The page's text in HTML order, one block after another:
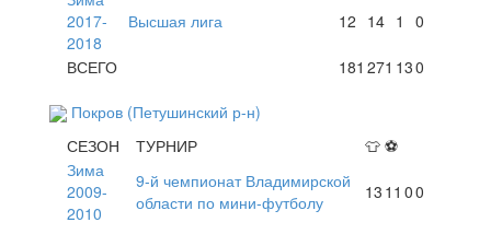
2017-
2018
Высшая лига 12 14 1 0
ВСЕГО 181 271 130
Покров (Петушинский р-н)
СЕЗОН
ТУРНИР 👕 ⚽
Зима
2009-
2010
9-й чемпионат Владимирской
области по мини-футболу
13 11 00